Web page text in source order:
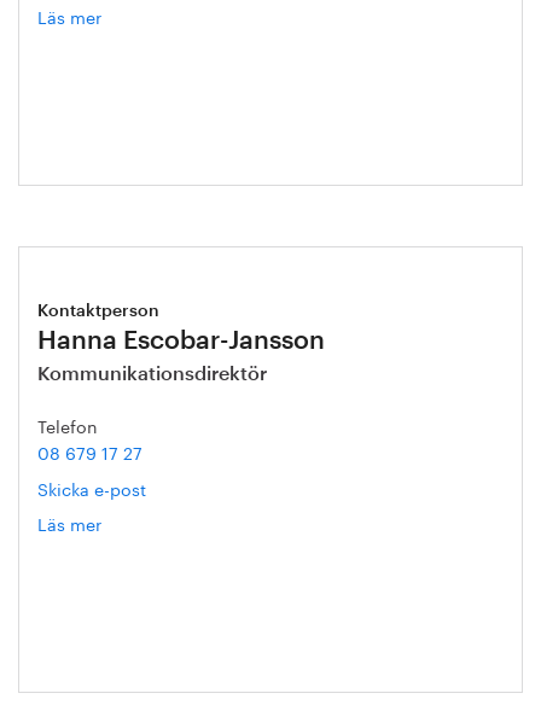
Läs mer
Kontaktperson
Hanna Escobar-Jansson
Kommunikationsdirektör
Telefon
08 679 17 27
Skicka e-post
Läs mer